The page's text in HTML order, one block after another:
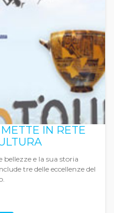
IN RETE
bellezze e la sua storia
tre delle eccellenze del